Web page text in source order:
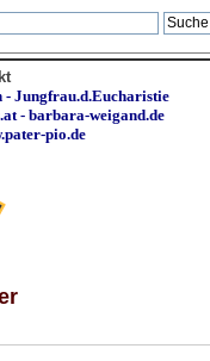
-Jungfrau.d.Eucharistie
-barbara-weigand.de
pio.de